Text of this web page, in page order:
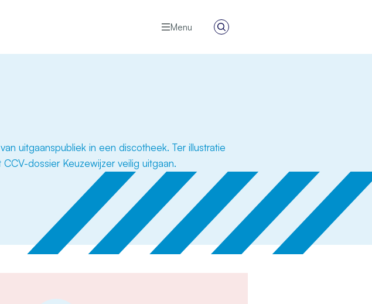
Menu
Zoeken